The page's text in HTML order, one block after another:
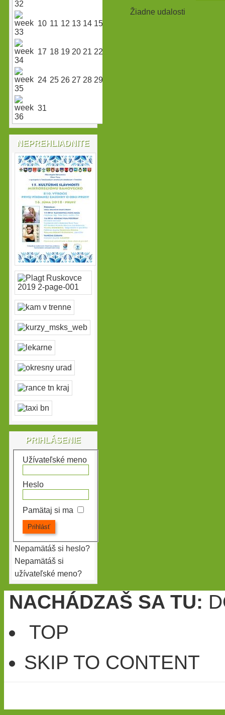
Žiadne udalosti
10 11 12 13 14 15
17 18 19 20 21 22
24 25 26 27 28 29
31
NEPREHLIADNITE
PRIHLÁSENIE
Užívateľské meno
Heslo
Pamätaj si ma
Nepamätáš si heslo?
Nepamätáš si
užívateľské meno?
NACHÁDZAŠ SA TU:
TOP
SKIP TO CONTENT